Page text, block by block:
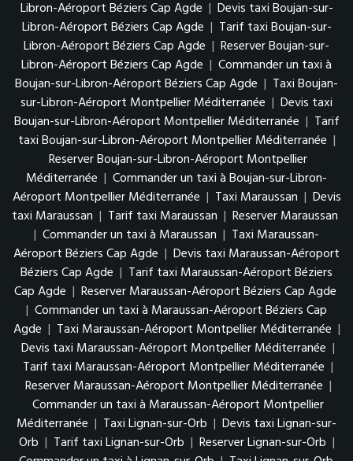
Libron-Aéroport Béziers Cap Agde | Devis taxi Boujan-sur-
Libron-Aéroport Béziers Cap Agde | Tarif taxi Boujan-sur-
Libron-Aéroport Béziers Cap Agde | Reserver Boujan-sur-
Libron-Aéroport Béziers Cap Agde | Commander un taxi à
Boujan-sur-Libron-Aéroport Béziers Cap Agde | Taxi Boujan-
sur-Libron-Aéroport Montpellier Méditerranée | Devis taxi
Boujan-sur-Libron-Aéroport Montpellier Méditerranée | Tarif
taxi Boujan-sur-Libron-Aéroport Montpellier Méditerranée |
Reserver Boujan-sur-Libron-Aéroport Montpellier
Méditerranée | Commander un taxi à Boujan-sur-Libron-
Aéroport Montpellier Méditerranée | Taxi Maraussan | Devis
taxi Maraussan | Tarif taxi Maraussan | Reserver Maraussan
| Commander un taxi à Maraussan | Taxi Maraussan-
Aéroport Béziers Cap Agde | Devis taxi Maraussan-Aéroport
Béziers Cap Agde | Tarif taxi Maraussan-Aéroport Béziers
Cap Agde | Reserver Maraussan-Aéroport Béziers Cap Agde
| Commander un taxi à Maraussan-Aéroport Béziers Cap
Agde | Taxi Maraussan-Aéroport Montpellier Méditerranée |
Devis taxi Maraussan-Aéroport Montpellier Méditerranée |
Tarif taxi Maraussan-Aéroport Montpellier Méditerranée |
Reserver Maraussan-Aéroport Montpellier Méditerranée |
Commander un taxi à Maraussan-Aéroport Montpellier
Méditerranée | Taxi Lignan-sur-Orb | Devis taxi Lignan-sur-
Orb | Tarif taxi Lignan-sur-Orb | Reserver Lignan-sur-Orb |